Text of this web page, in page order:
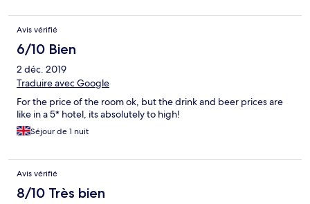
Avis vérifié
6/10 Bien
2 déc. 2019
Traduire avec Google
For the price of the room ok, but the drink and beer prices are
like in a 5* hotel, its absolutely to high!
Séjour de 1 nuit
Avis vérifié
8/10 Très bien